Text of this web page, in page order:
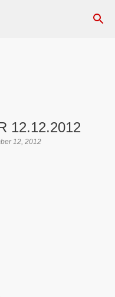
12.12.2012
12, 2012